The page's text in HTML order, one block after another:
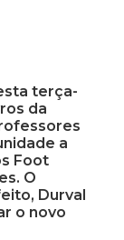
terça-
da
a
Foot
O
Durval
o novo